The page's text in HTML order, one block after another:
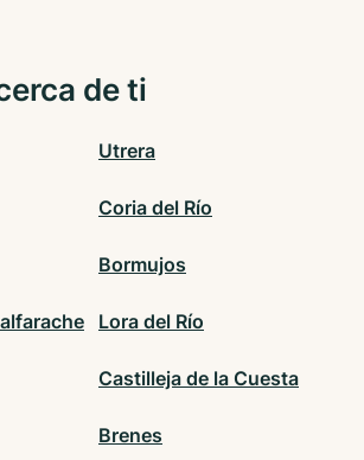
de ti
Utrera
Coria del Río
Bormujos
Lora del Río
Castilleja de la Cuesta
Brenes